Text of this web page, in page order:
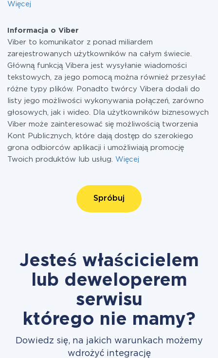
Więcej
Informacja o Viber
Viber to komunikator z ponad miliardem
zarejestrowanych użytkowników na całym świecie.
Główną funkcją Vibera jest wysyłanie wiadomości
tekstowych, za jego pomocą można również przesyłać
różne typy plików. Ponadto twórcy Vibera dodali do
listy jego możliwości wykonywania połączeń, zarówno
głosowych, jak i wideo. Dla użytkowników biznesowych
Viber może zainteresować się możliwością tworzenia
Kont Publicznych, które dają dostęp do szerokiego
grona odbiorców aplikacji i umożliwiają promocję
Twoich produktów lub usług. Więcej
Spróbuj
Jesteś właścicielem
lub deweloperem
serwisu
którego nie mamy?
Dowiedz się, na jakich warunkach możemy
wdrożyć integrację